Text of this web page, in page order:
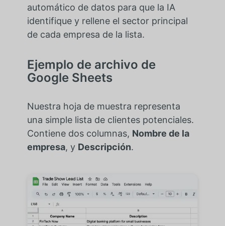
automático de datos para que la IA
identifique y rellene el sector principal
de cada empresa de la lista.
Ejemplo de archivo de
Google Sheets
Nuestra hoja de muestra representa
una simple lista de clientes potenciales.
Contiene dos columnas, Nombre de la
empresa, y Descripción.